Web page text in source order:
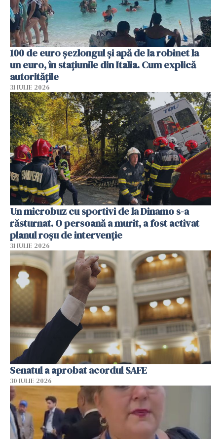
100 de euro șezlongul și apă de la robinet la
un euro, în stațiunile din Italia. Cum explică
autoritățile
31 IULIE 2026
Un microbuz cu sportivi de la Dinamo s-a
răsturnat. O persoană a murit, a fost activat
planul roșu de intervenție
31 IULIE 2026
Senatul a aprobat acordul SAFE
30 IULIE 2026